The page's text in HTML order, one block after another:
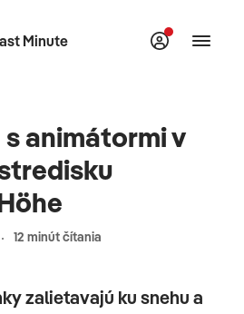
Minute
animátormi v
12 minút čítania
zalietavajú ku snehu a